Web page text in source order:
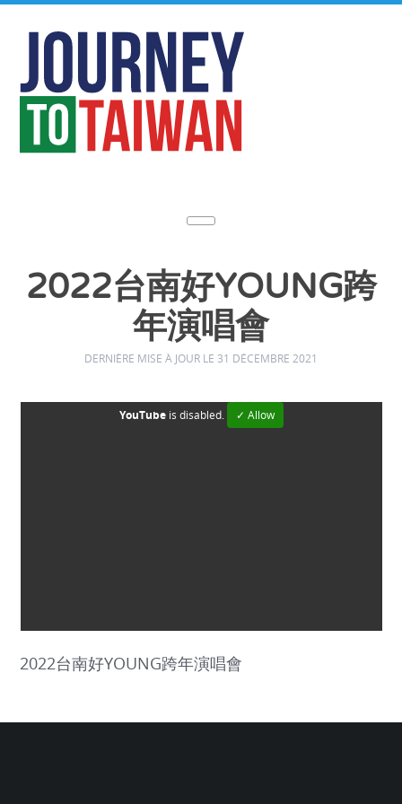
2022台南好YOUNG跨
年演唱會
DERNIÈRE MISE À JOUR LE 31 DÉCEMBRE 2021
YouTubeis disabled. ✓ Allow
2022台南好YOUNG跨年演唱會